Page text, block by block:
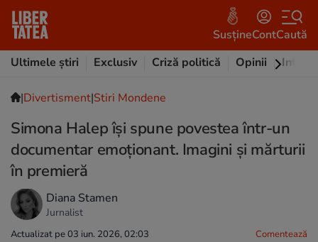
SusțineContCaută
Ultimele știri
Exclusiv Criză politică Opinii
|Divertisment|Stiri Mondene
Simona Halep își spune povestea într-un
documentar emoționant. Imagini și mărturii
în premieră
Diana Stamen
Jurnalist
Actualizat pe 03 iun. 2026, 02:03 Comentează